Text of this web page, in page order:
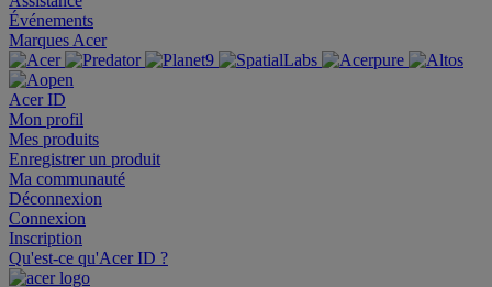
Événements
Marques Acer
Acer ID
Mon profil
Mes produits
Enregistrer un produit
Ma communauté
Déconnexion
Connexion
Inscription
Qu'est-ce qu'Acer ID ?